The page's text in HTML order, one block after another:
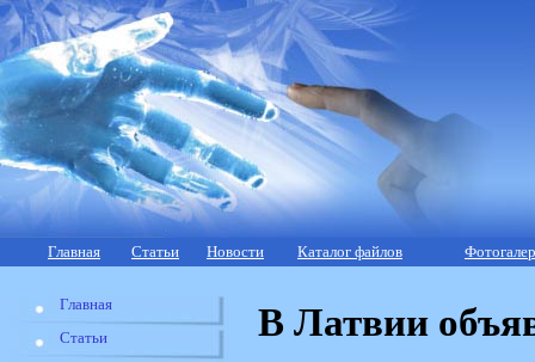
Главная Статьи Новости Каталог файлов
Главная
Статьи
В Латвии